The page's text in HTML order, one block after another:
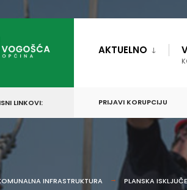
AKTUELNO
LINKOVI: PRIJAVI KORUPCIJU
INFRASTRUKTURA PLANSKA